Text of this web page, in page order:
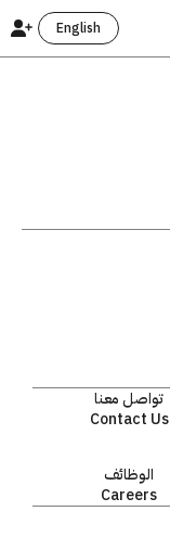
English
تواصل معنا
Contact Us
الوظائف
Careers